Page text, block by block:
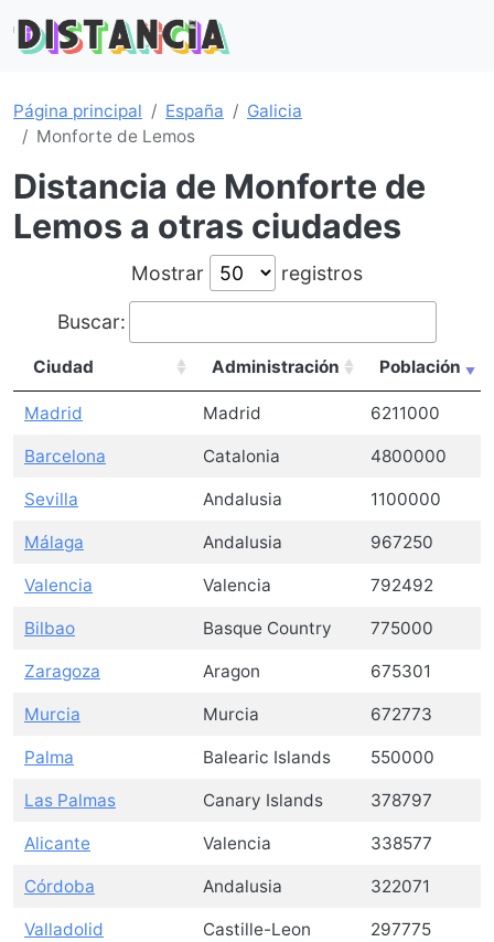
Página principal España
Galicia
Monforte de Lemos
Distancia de Monforte de
Lemos a otras ciudades
Mostrar registros
Buscar:
Ciudad Administración Población
Madrid Madrid 6211000
Barcelona Catalonia 4800000
Sevilla Andalusia 1100000
Málaga Andalusia 967250
Valencia Valencia 792492
Bilbao Basque Country 775000
Zaragoza Aragon 675301
Murcia Murcia 672773
Palma Balearic Islands 550000
Las Palmas Canary Islands 378797
Alicante Valencia 338577
Córdoba Andalusia 322071
Valladolid Castille-Leon 297775